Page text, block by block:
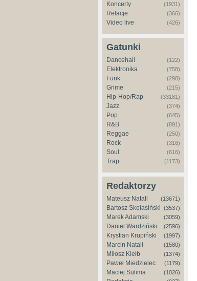
Koncerty (1931)
Relacje (366)
Video live (426)
Gatunki
Dancehall (122)
Elektronika (758)
Funk (298)
Grime (215)
Hip-Hop/Rap (33181)
Jazz (374)
Pop (645)
R&B (891)
Reggae (250)
Rock (316)
Soul (616)
Trap (1173)
Redaktorzy
Mateusz Natali (13671)
Bartosz Skolasiński (3537)
Marek Adamski (3059)
Daniel Wardziński (2596)
Krystian Krupiński (1997)
Marcin Natali (1580)
Miłosz Kiełb (1374)
Paweł Miedzielec (1179)
Maciej Sulima (1026)